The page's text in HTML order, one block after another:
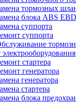
тормозных
блока ABS
суппорта
суппорта
стартера
генератора
генератора
стартера
блока